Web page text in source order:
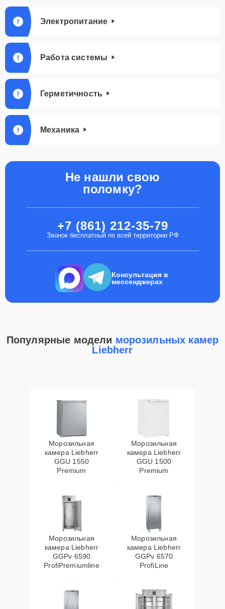
Электропитание
Работа системы
Герметичность
Механика
Не нашли свою
поломку?
+7 (861) 212-35-79
Звонок бесплатный по всей территории РФ
Консультация в
мессенджерах
Популярные модели морозильных камер
Liebherr
Морозильная
камера Liebherr
GGU 1550
Premium
Морозильная
камера Liebherr
GGU 1500
Premium
Морозильная
камера Liebherr
GGPv 6590
ProfiPremiumline
Морозильная
камера Liebherr
GGPv 6570
ProfiLine